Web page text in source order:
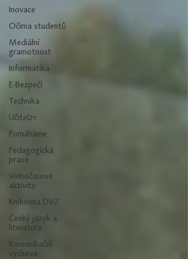
Inovace
Očima studentů
Mediální
gramotnost
Informatika
E-Bezpečí
Technika
Učitel21
Pomáháme
Pedagogická
praxe
Volnočasové
aktivity
Knihovna DVZ
Český jazyk a
literatura
Komunikační
výchova